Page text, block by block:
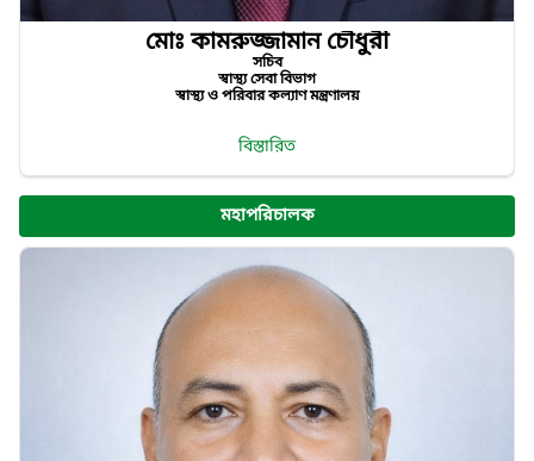
মোঃ কামরুজ্জামান চৌধুরী
সচিব
স্বাস্থ্য সেবা বিভাগ
স্বাস্থ্য ও পরিবার কল্যাণ মন্ত্রণালয়
বিস্তারিত
মহাপরিচালক